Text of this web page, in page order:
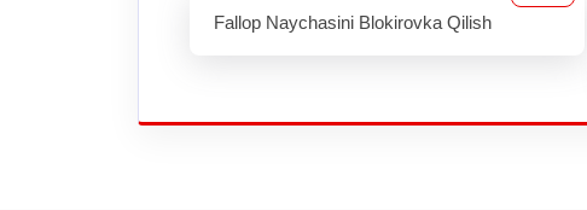
Fallop Naychasini Blokirovka Qilish